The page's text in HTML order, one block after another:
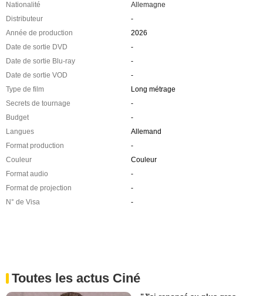
Nationalité
Allemagne
Distributeur
-
Année de production
2026
Date de sortie DVD
-
Date de sortie Blu-ray
-
Date de sortie VOD
-
Type de film
Long métrage
Secrets de tournage
-
Budget
-
Langues
Allemand
Format production
-
Couleur
Couleur
Format audio
-
Format de projection
-
N° de Visa
-
Toutes les actus Ciné